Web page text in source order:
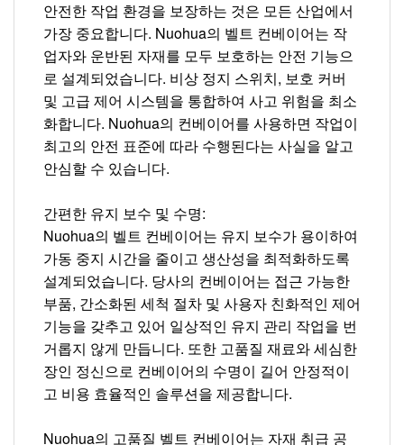
안전한 작업 환경을 보장하는 것은 모든 산업에서
가장 중요합니다. Nuohua의 벨트 컨베이어는 작
업자와 운반된 자재를 모두 보호하는 안전 기능으
로 설계되었습니다. 비상 정지 스위치, 보호 커버
및 고급 제어 시스템을 통합하여 사고 위험을 최소
화합니다. Nuohua의 컨베이어를 사용하면 작업이
최고의 안전 표준에 따라 수행된다는 사실을 알고
안심할 수 있습니다.
간편한 유지 보수 및 수명:
Nuohua의 벨트 컨베이어는 유지 보수가 용이하여
가동 중지 시간을 줄이고 생산성을 최적화하도록
설계되었습니다. 당사의 컨베이어는 접근 가능한
부품, 간소화된 세척 절차 및 사용자 친화적인 제어
기능을 갖추고 있어 일상적인 유지 관리 작업을 번
거롭지 않게 만듭니다. 또한 고품질 재료와 세심한
장인 정신으로 컨베이어의 수명이 길어 안정적이
고 비용 효율적인 솔루션을 제공합니다.
Nuohua의 고품질 벨트 컨베이어는 자재 취급 공